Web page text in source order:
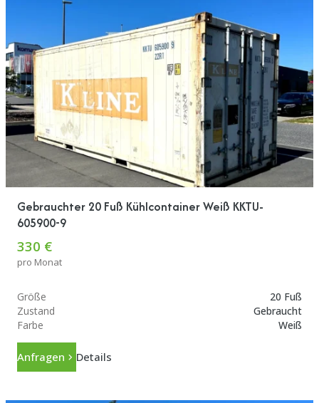
Gebrauchter 20 Fuß Kühlcontainer Weiß KKTU-
605900-9
330 €
pro Monat
Größe
20 Fuß
Zustand
Gebraucht
Farbe
Weiß
Anfragen Details